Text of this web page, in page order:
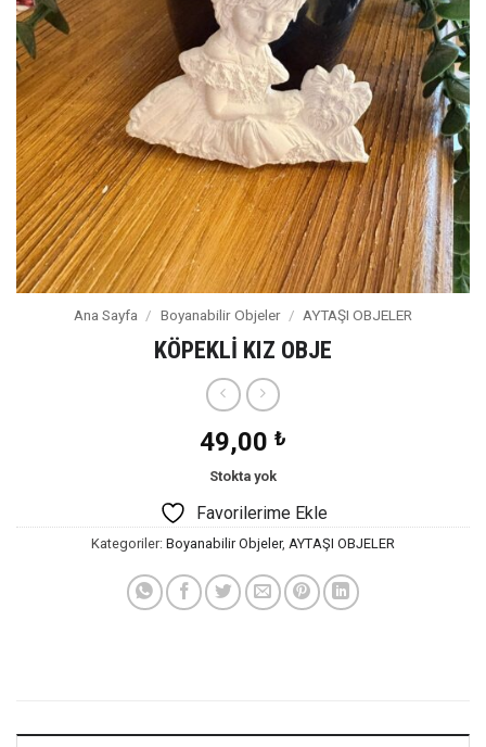
Ana Sayfa / Boyanabilir Objeler / AYTAŞI OBJELER
KÖPEKLİ KIZ OBJE
49,00 ₺
Stokta yok
Favorilerime Ekle
Kategoriler: Boyanabilir Objeler, AYTAŞI OBJELER